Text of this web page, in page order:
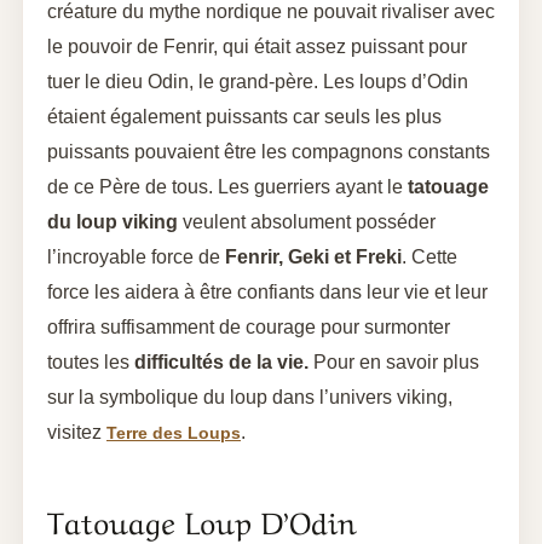
créature du mythe nordique ne pouvait rivaliser avec
le pouvoir de Fenrir, qui était assez puissant pour
tuer le dieu Odin, le grand-père. Les loups d’Odin
étaient également puissants car seuls les plus
puissants pouvaient être les compagnons constants
de ce Père de tous. Les guerriers ayant le tatouage
du loup viking veulent absolument posséder
l’incroyable force de Fenrir, Geki et Freki. Cette
force les aidera à être confiants dans leur vie et leur
offrira suffisamment de courage pour surmonter
toutes les difficultés de la vie. Pour en savoir plus
sur la symbolique du loup dans l’univers viking,
visitez Terre des Loups.
Tatouage Loup D’Odin